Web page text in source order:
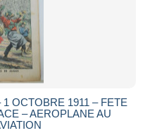
OCTOBRE 1911 – FETE
– AEROPLANE AU